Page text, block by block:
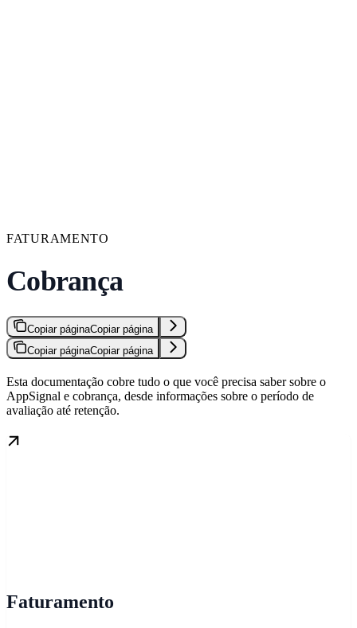
FATURAMENTO
Cobrança
Copiar páginaCopiar página
Copiar páginaCopiar página
Esta documentação cobre tudo o que você precisa saber sobre o
AppSignal e cobrança, desde informações sobre o período de
avaliação até retenção.
Faturamento